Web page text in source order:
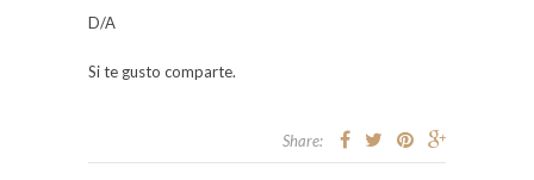
D/A
Si te gusto comparte.
Share: